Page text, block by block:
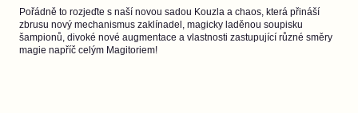
Pořádně to rozjeďte s naší novou sadou Kouzla a chaos, která přináší
zbrusu nový mechanismus zaklínadel, magicky laděnou soupisku
šampionů, divoké nové augmentace a vlastnosti zastupující různé směry
magie napříč celým Magitoriem!